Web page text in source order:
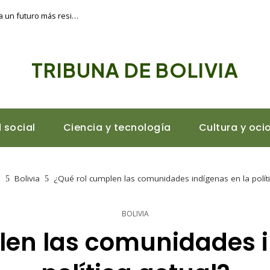
Diversificación económica en Argelia: hacia un futuro más resiliente y sostenible
TRIBUNA DE BOLIVIA
social Ciencia y tecnología Cultura y
Bolivia ¿Qué rol cumplen las comunidades indígenas en la
BOLIVIA
las comunidades